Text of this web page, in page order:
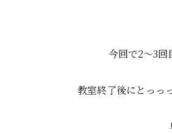
今回で2～3
教室終了後にとっっ